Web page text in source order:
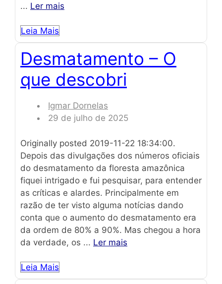
... Ler mais
Leia Mais
Desmatamento – O
que descobri
Igmar Dornelas
29 de julho de 2025
Originally posted 2019-11-22 18:34:00.
Depois das divulgações dos números oficiais
do desmatamento da floresta amazônica
fiquei intrigado e fui pesquisar, para entender
as críticas e alardes. Principalmente em
razão de ter visto alguma notícias dando
conta que o aumento do desmatamento era
da ordem de 80% a 90%. Mas chegou a hora
da verdade, os ... Ler mais
Leia Mais